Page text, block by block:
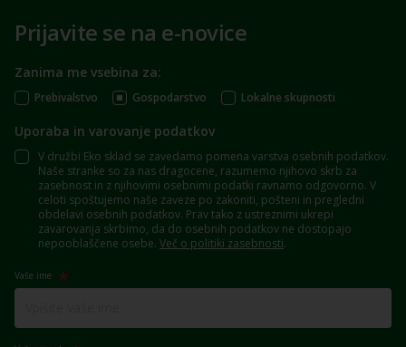
Prijavite se na e-novice
Zanima me vsebina za:
Prebivalstvo Gospodarstvo Lokalne skupnosti
Uporaba in varovanje podatkov
V družbi Eko sklad se zavedamo pomena varstva osebnih podatkov.
Naše stranke so za nas dragocene, razumemo njihovo skrb za
zasebnost in z njihovimi osebnimi podatki ravnamo odgovorno. V
celoti spoštujemo naše zaveze po zakoniti, pošteni in pregledni
obdelavi osebnih podatkov. Prav tako z ustreznimi ukrepi
zavarovanja skrbimo, da do osebnih podatkov ne dostopajo
nepooblaščene osebe. Več o politiki zasebnosti.
Vaše ime